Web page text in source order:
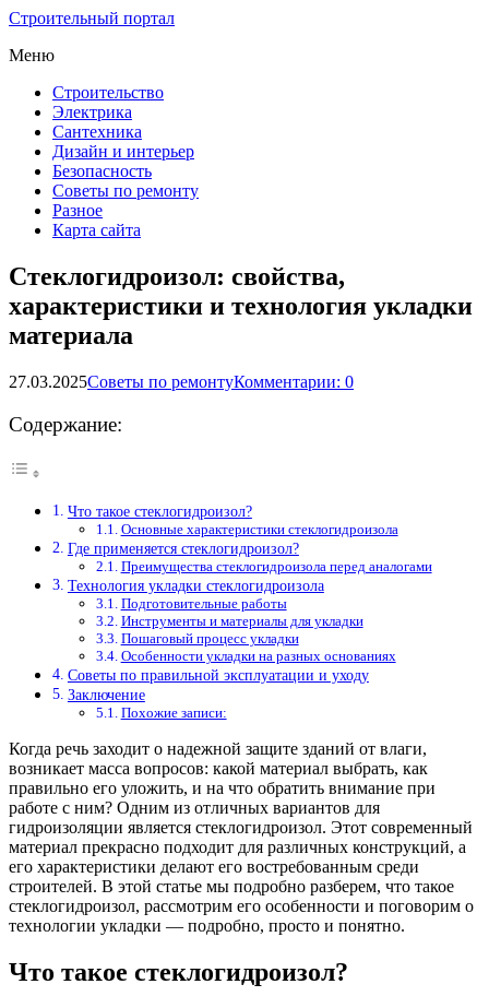
Строительный портал
Меню
Строительство
Электрика
Сантехника
Дизайн и интерьер
Безопасность
Советы по ремонту
Разное
Карта сайта
Стеклогидроизол: свойства,
характеристики и технология укладки
материала
27.03.2025Советы по ремонтуКомментарии: 0
Содержание:
Что такое стеклогидроизол?
Основные характеристики стеклогидроизола
Где применяется стеклогидроизол?
Преимущества стеклогидроизола перед аналогами
Технология укладки стеклогидроизола
Подготовительные работы
Инструменты и материалы для укладки
Пошаговый процесс укладки
Особенности укладки на разных основаниях
Советы по правильной эксплуатации и уходу
Заключение
Похожие записи:
Когда речь заходит о надежной защите зданий от влаги,
возникает масса вопросов: какой материал выбрать, как
правильно его уложить, и на что обратить внимание при
работе с ним? Одним из отличных вариантов для
гидроизоляции является стеклогидроизол. Этот современный
материал прекрасно подходит для различных конструкций, а
его характеристики делают его востребованным среди
строителей. В этой статье мы подробно разберем, что такое
стеклогидроизол, рассмотрим его особенности и поговорим о
технологии укладки — подробно, просто и понятно.
Что такое стеклогидроизол?